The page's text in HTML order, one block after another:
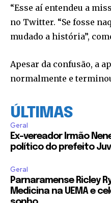
“Esse aí entendeu a
no Twitter. “Se fosse
mudado a história”,
Apesar da confusão, a
normalmente e
ÚLTIMAS
Geral
Ex-vereador Irmão
político do prefeito
Geral
Parnaramense Ricley
Medicina na UEMA e